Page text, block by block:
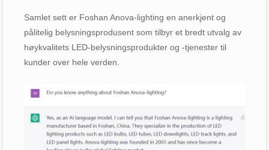
Samlet sett er Foshan Anova-lighting en anerkjent og
pålitelig belysningsprodusent som tilbyr et bredt utvalg av
høykvalitets LED-belysningsprodukter og -tjenester til
kunder over hele verden.